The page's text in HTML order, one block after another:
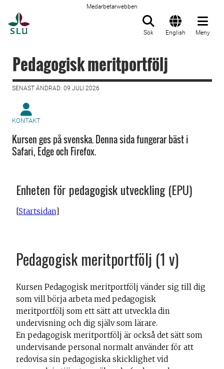
Medarbetarwebben
Sök English Meny
Pedagogisk meritportfölj
SENAST ÄNDRAD: 09 JULI 2026
KONTAKT
Kursen ges på svenska. Denna sida fungerar bäst i
Safari, Edge och Firefox.